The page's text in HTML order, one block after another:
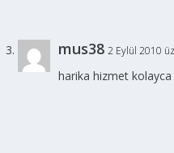
mus38 2 Eylül 2010
harika hizmet